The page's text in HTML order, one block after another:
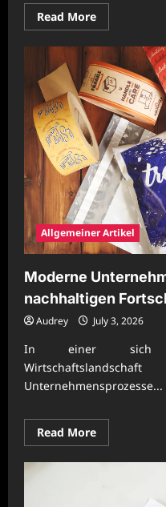
Read MoreRead
more
für
moderne
Allgemeiner Artikel
Moderne
nachhaltigen
Audrey July 3, 2026
In einer sich
Unternehmensprozesse...
Read MoreRead
more
Moderne
nachhaltigen